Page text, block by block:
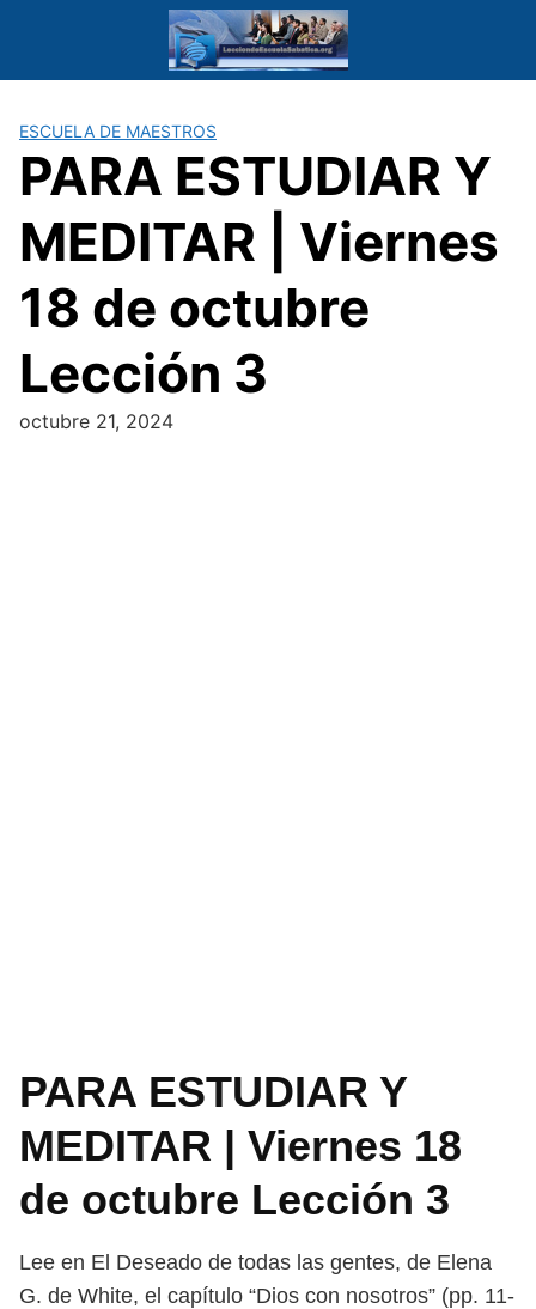
ESCUELA DE MAESTROS
PARA ESTUDIAR Y
MEDITAR | Viernes
18 de octubre
Lección 3
octubre 21, 2024
PARA ESTUDIAR Y
MEDITAR | Viernes 18
de octubre Lección 3
Lee en El Deseado de todas las gentes, de Elena
G. de White, el capítulo “Dios con nosotros” (pp. 11-